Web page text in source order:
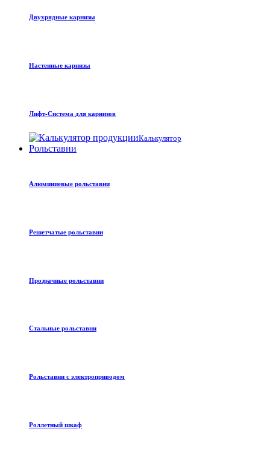
Двухрядные карнизы
Настенные карнизы
Лифт-Система для карнизов
Калькулятор
Рольставни
Алюминиевые рольставни
Решетчатые рольставни
Прозрачные рольставни
Стальные рольставни
Рольставни с электроприводом
Роллетный шкаф